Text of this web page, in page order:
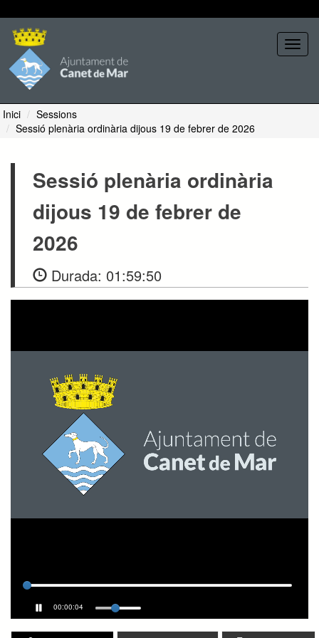
Inici
Sessions
Sessió plenària ordinària dijous 19 de febrer de 2026
Sessió plenària ordinària
dijous 19 de febrer de
2026
Durada: 01:59:50
00:00:05